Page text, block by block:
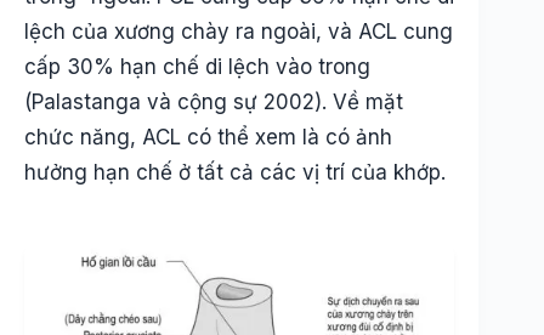
lệch của xương chày ra ngoài, và ACL cung
cấp 30% hạn chế di lệch vào trong
(Palastanga và cộng sự 2002). Về mặt
chức năng, ACL có thể xem là có ảnh
hưởng hạn chế ở tất cả các vị trí của khớp.